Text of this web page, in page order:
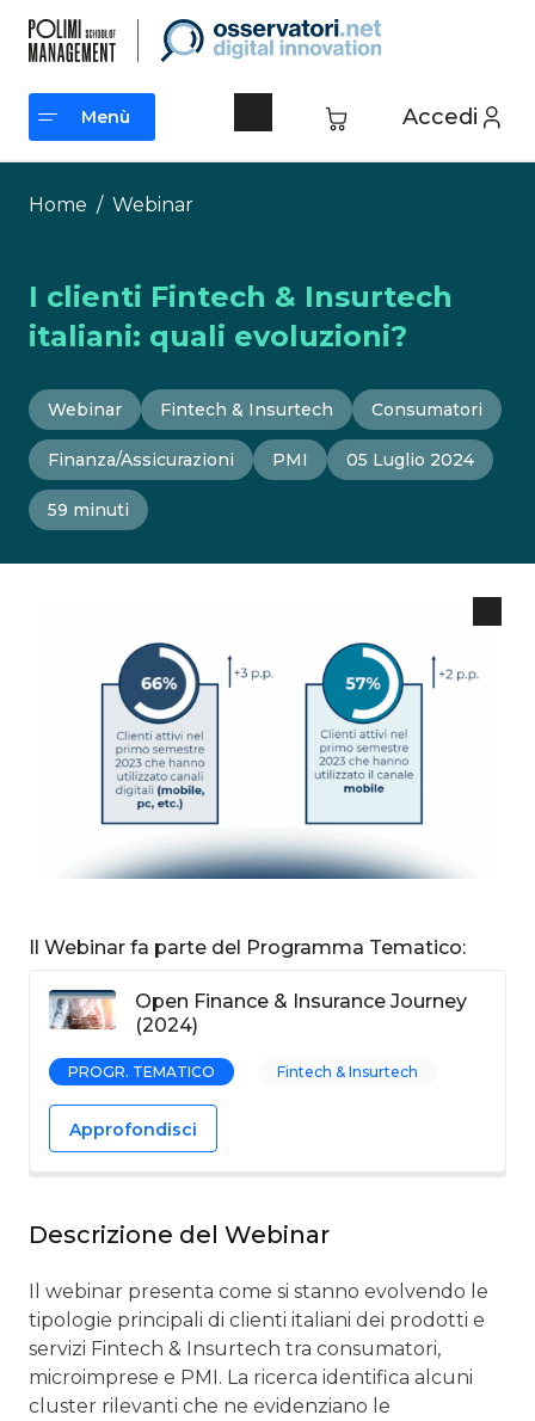
contenuto
Accedi
Menù
Menù
Home / Webinar
I clienti Fintech & Insurtech
italiani: quali evoluzioni?
Webinar Fintech & Insurtech Consumatori
Finanza/Assicurazioni PMI 05 Luglio 2024
59 minuti
Il Webinar fa parte del Programma Tematico:
Open Finance & Insurance Journey
(2024)
PROGR. TEMATICO Fintech & Insurtech
Approfondisci
Descrizione del Webinar
Il webinar presenta come si stanno evolvendo le
tipologie principali di clienti italiani dei prodotti e
servizi Fintech & Insurtech tra consumatori,
microimprese e PMI. La ricerca identifica alcuni
cluster rilevanti che ne evidenziano le